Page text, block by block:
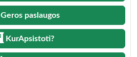
Geros paslaugos
KurApsistoti?